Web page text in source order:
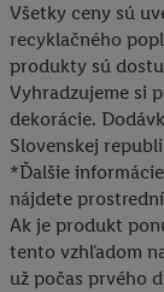
Všetky ceny sú
recyklačného
produkty sú
Vyhradzujeme si
dekorácie.
Slovenskej
*Ďalšie
nájdete
Ak je produkt
tento vzhľadom
už počas prvého
údajov.Imprint